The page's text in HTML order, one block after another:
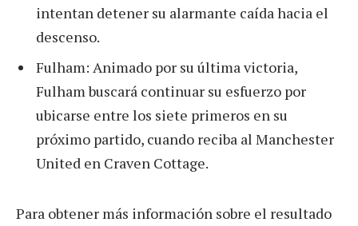
intentan detener su alarmante caída hacia el
descenso.
Fulham: Animado por su última victoria,
Fulham buscará continuar su esfuerzo por
ubicarse entre los siete primeros en su
próximo partido, cuando reciba al Manchester
United en Craven Cottage.
Para obtener más información sobre el resultado